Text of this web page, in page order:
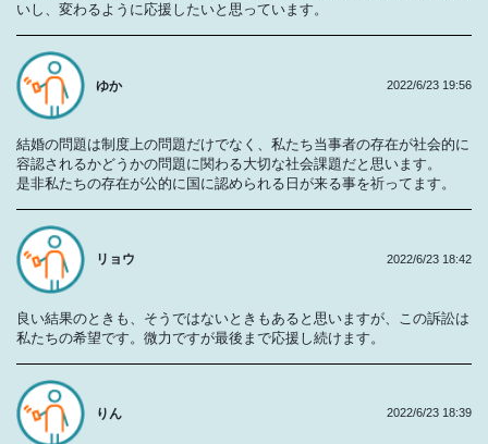
いし、変わるように応援したいと思っています。
ゆか
結婚の問題は制度上の問題だけでなく、私たち当事者の存在が社会的に
容認されるかどうかの問題に関わる大切な社会課題だと思います。
是非私たちの存在が公的に国に認められる日が来る事を祈ってます。
2022/6/23 19:56
リョウ
良い結果のときも、そうではないときもあると思いますが、この訴訟は
私たちの希望です。微力ですが最後まで応援し続けます。
2022/6/23 18:42
りん 2022/6/23 18:39